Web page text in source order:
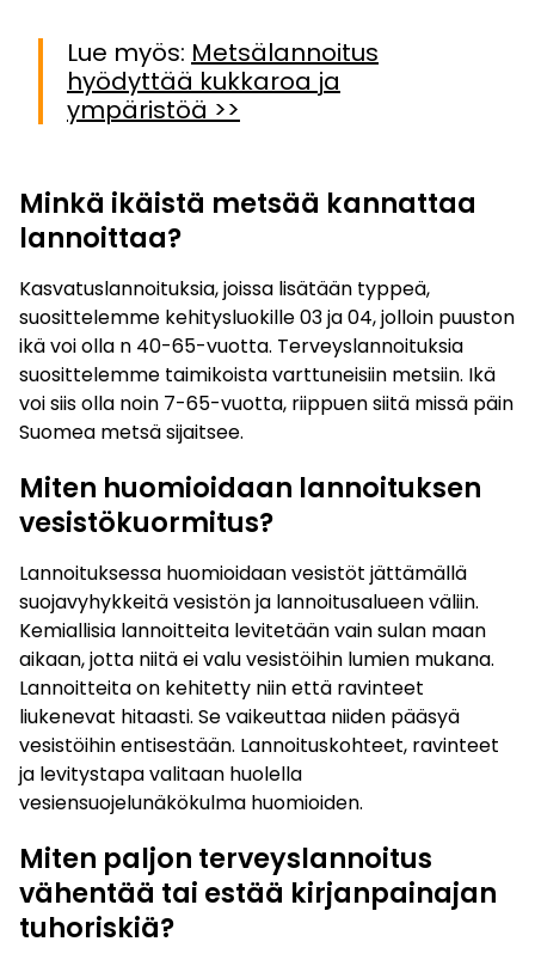
Lue myös: Metsälannoitus
hyödyttää kukkaroa ja
ympäristöä >>
Minkä ikäistä metsää kannattaa
lannoittaa?
Kasvatuslannoituksia, joissa lisätään typpeä,
suosittelemme kehitysluokille 03 ja 04, jolloin puuston
ikä voi olla n 40-65-vuotta. Terveyslannoituksia
suosittelemme taimikoista varttuneisiin metsiin. Ikä
voi siis olla noin 7-65-vuotta, riippuen siitä missä päin
Suomea metsä sijaitsee.
Miten huomioidaan lannoituksen
vesistökuormitus?
Lannoituksessa huomioidaan vesistöt jättämällä
suojavyhykkeitä vesistön ja lannoitusalueen väliin.
Kemiallisia lannoitteita levitetään vain sulan maan
aikaan, jotta niitä ei valu vesistöihin lumien mukana.
Lannoitteita on kehitetty niin että ravinteet
liukenevat hitaasti. Se vaikeuttaa niiden pääsyä
vesistöihin entisestään. Lannoituskohteet, ravinteet
ja levitystapa valitaan huolella
vesiensuojelunäkökulma huomioiden.
Miten paljon terveyslannoitus
vähentää tai estää kirjanpainajan
tuhoriskiä?